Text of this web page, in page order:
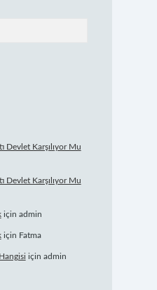
Devlet Karşılıyor Mu
Devlet Karşılıyor Mu
için admin
için Fatma
için admin